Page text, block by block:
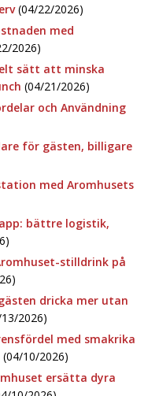
(04/22/2026)
med
2026)
sätt att minska
(04/21/2026)
och Användning
för gästen, billigare
med Aromhusets
bättre logistik,
stilldrink på
dricka mer utan
2026)
med smakrika
(04/10/2026)
ersätta dyra